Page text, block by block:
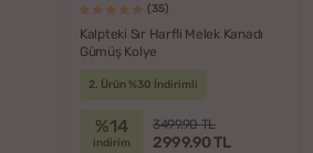
(35)
Kalpteki Sır Harfli Melek Kanadı
Gümüş Kolye
2. Ürün %30 İndirimli
%14
indirim
3499.90 TL
2999.90 TL